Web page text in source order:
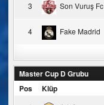
3 Son Vuruş Fc
4 Fake Madrid
Master Cup D Grubu
Pos
Klüp